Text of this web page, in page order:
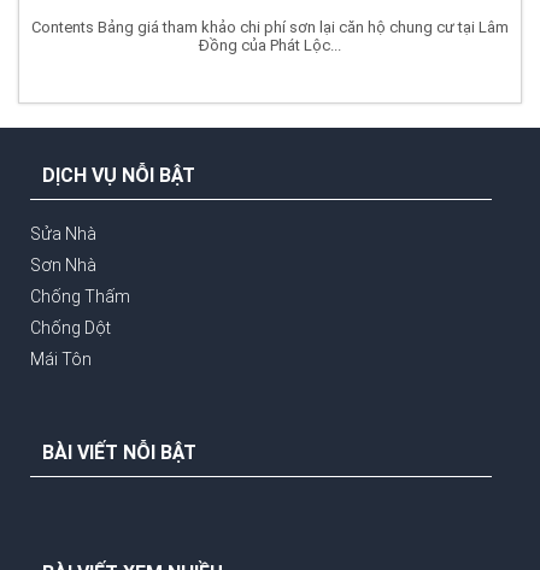
Contents Bảng giá tham khảo chi phí sơn lại căn hộ chung cư tại Lâm
Đồng của Phát Lộc...
DỊCH VỤ NỖI BẬT
Sửa Nhà
Sơn Nhà
Chống Thấm
Chống Dột
Mái Tôn
BÀI VIẾT NỖI BẬT